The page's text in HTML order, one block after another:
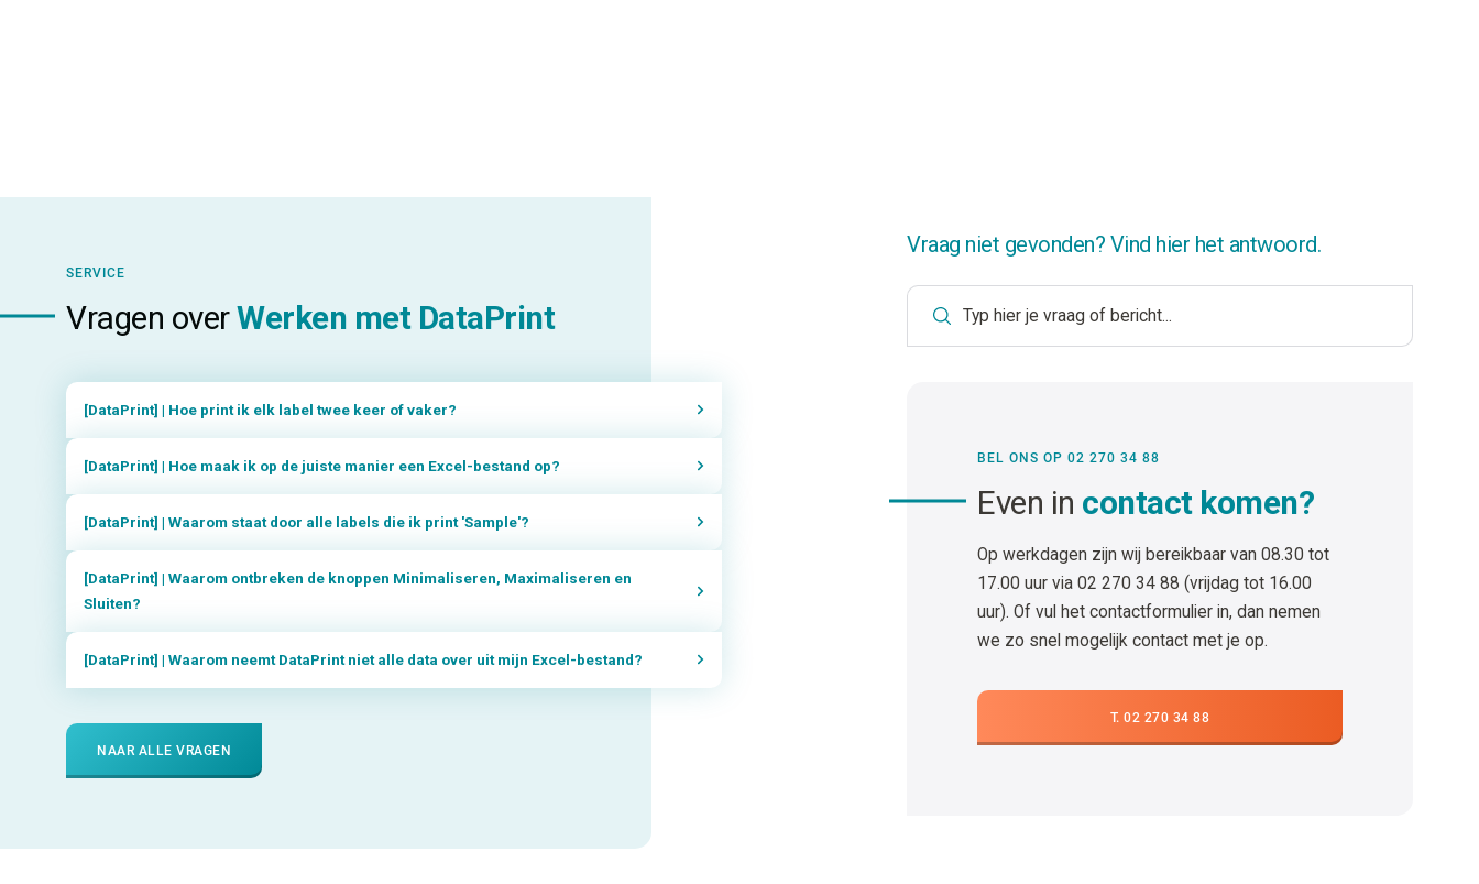
SERVICE
Vragen overWerken met DataPrint
[DataPrint] | Hoe print ik elk label twee keer of vaker?
[DataPrint] | Hoe maak ik op de juiste manier een Excel-bestand op?
[DataPrint] | Waarom staat door alle labels die ik print 'Sample'?
[DataPrint] | Waarom ontbreken de knoppen Minimaliseren, Maximaliseren en
Sluiten?
[DataPrint] | Waarom neemt DataPrint niet alle data over uit mijn Excel-bestand?
NAAR ALLE VRAGEN
Vraag niet gevonden? Vind hier het antwoord.
BEL ONS OP 02 270 34 88
Even in contact komen?
Op werkdagen zijn wij bereikbaar van 08.30 tot
17.00 uur via 02 270 34 88 (vrijdag tot 16.00
uur). Of vul het contactformulier in, dan nemen
we zo snel mogelijk contact met je op.
T. 02 270 34 88